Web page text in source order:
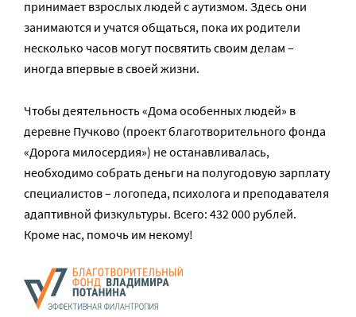
принимает взрослых людей с аутизмом. Здесь они
занимаются и учатся общаться, пока их родители
несколько часов могут посвятить своим делам –
иногда впервые в своей жизни.
Чтобы деятельность «Дома особенных людей» в
деревне Пучково (проект благотворительного фонда
«Дорога милосердия») не останавливалась,
необходимо собрать деньги на полугодовую зарплату
специалистов – логопеда, психолога и преподавателя
адаптивной физкультуры. Всего: 432 000 рублей.
Кроме нас, помочь им некому!